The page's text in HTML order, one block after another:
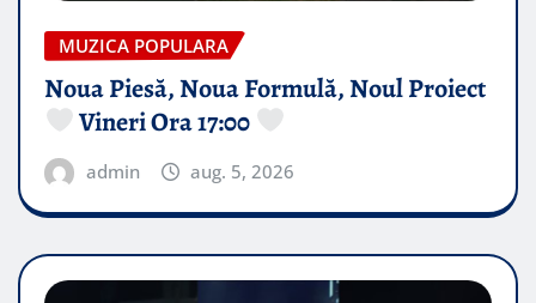
MUZICA POPULARA
Noua Piesă, Noua Formulă, Noul Proiect
Vineri Ora 17:00
admin aug. 5, 2026